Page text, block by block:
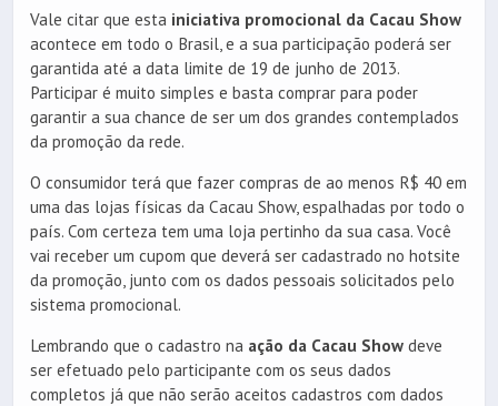
Vale citar que esta iniciativa promocional da Cacau Show
acontece em todo o Brasil, e a sua participação poderá ser
garantida até a data limite de 19 de junho de 2013.
Participar é muito simples e basta comprar para poder
garantir a sua chance de ser um dos grandes contemplados
da promoção da rede.
O consumidor terá que fazer compras de ao menos R$ 40 em
uma das lojas físicas da Cacau Show, espalhadas por todo o
país. Com certeza tem uma loja pertinho da sua casa. Você
vai receber um cupom que deverá ser cadastrado no hotsite
da promoção, junto com os dados pessoais solicitados pelo
sistema promocional.
Lembrando que o cadastro na ação da Cacau Show deve
ser efetuado pelo participante com os seus dados
completos já que não serão aceitos cadastros com dados